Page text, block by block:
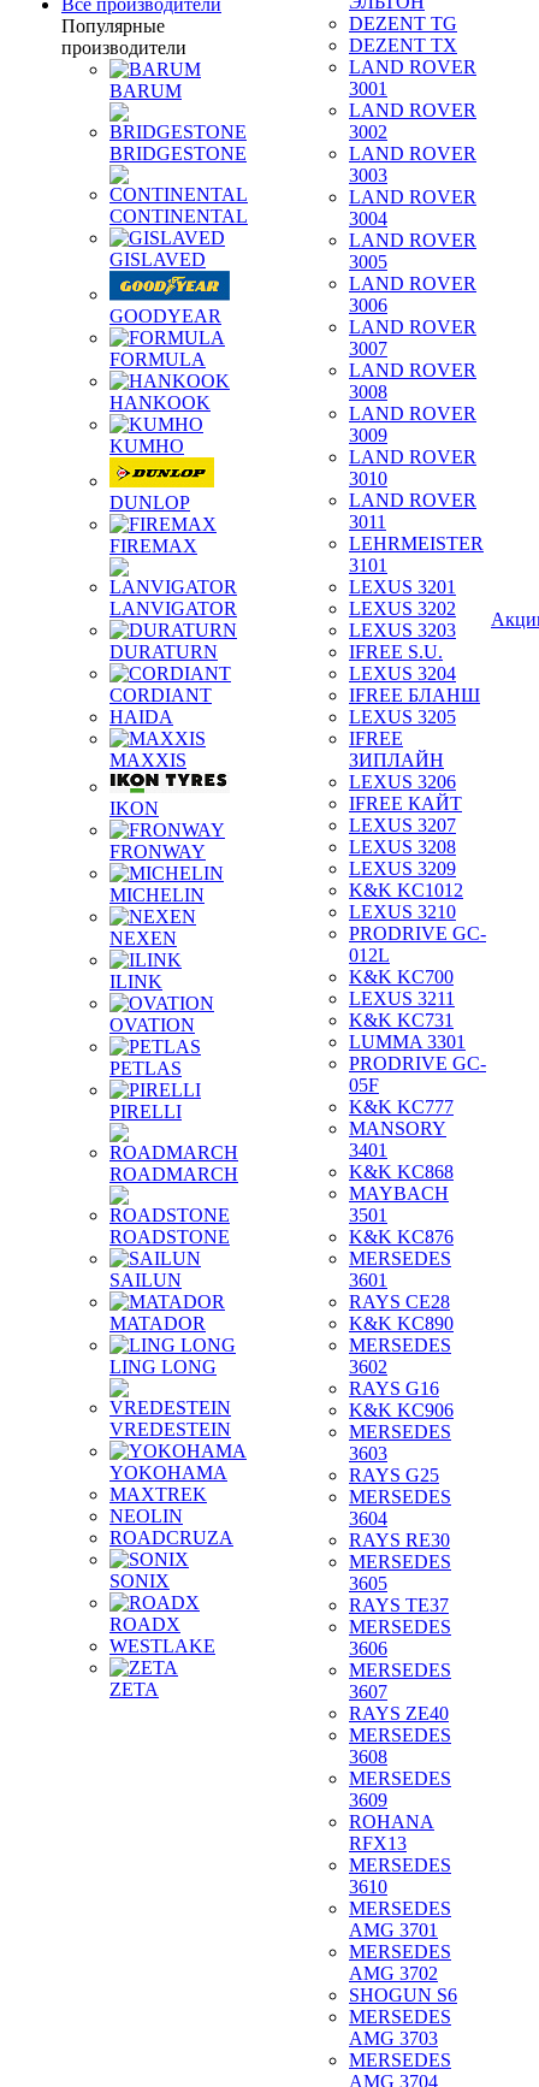
Все производители
Популярные
производители
BARUM
BRIDGESTONE
CONTINENTAL
GISLAVED
GOODYEAR
FORMULA
HANKOOK
KUMHO
DUNLOP
FIREMAX
LANVIGATOR
DURATURN
CORDIANT
HAIDA
MAXXIS
IKON
FRONWAY
MICHELIN
NEXEN
ILINK
OVATION
PETLAS
PIRELLI
ROADMARCH
ROADSTONE
SAILUN
MATADOR
LING LONG
VREDESTEIN
YOKOHAMA
MAXTREK
NEOLIN
ROADCRUZA
SONIX
ROADX
WESTLAKE
ZETA
DEZENT TG
DEZENT TX
LAND ROVER
3001
LAND ROVER
3002
LAND ROVER
3003
LAND ROVER
3004
LAND ROVER
3005
LAND ROVER
3006
LAND ROVER
3007
LAND ROVER
3008
LAND ROVER
3009
LAND ROVER
3010
LAND ROVER
3011
LEHRMEISTER
3101
LEXUS 3201
LEXUS 3202
LEXUS 3203
IFREE S.U.
LEXUS 3204
IFREE БЛАНШ
LEXUS 3205
IFREE
ЗИПЛАЙН
LEXUS 3206
IFREE КАЙТ
LEXUS 3207
LEXUS 3208
LEXUS 3209
K&K KC1012
LEXUS 3210
PRODRIVE GC-
012L
K&K KC700
LEXUS 3211
K&K KC731
LUMMA 3301
PRODRIVE GC-
05F
K&K KC777
MANSORY
3401
K&K KC868
MAYBACH
3501
K&K KC876
MERSEDES
3601
RAYS CE28
K&K KC890
MERSEDES
3602
RAYS G16
K&K KC906
MERSEDES
3603
RAYS G25
MERSEDES
3604
RAYS RE30
MERSEDES
3605
RAYS TE37
MERSEDES
3606
MERSEDES
3607
RAYS ZE40
MERSEDES
3608
MERSEDES
3609
ROHANA
RFX13
MERSEDES
3610
MERSEDES
AMG 3701
MERSEDES
AMG 3702
SHOGUN S6
MERSEDES
AMG 3703
MERSEDES
AMG 3704